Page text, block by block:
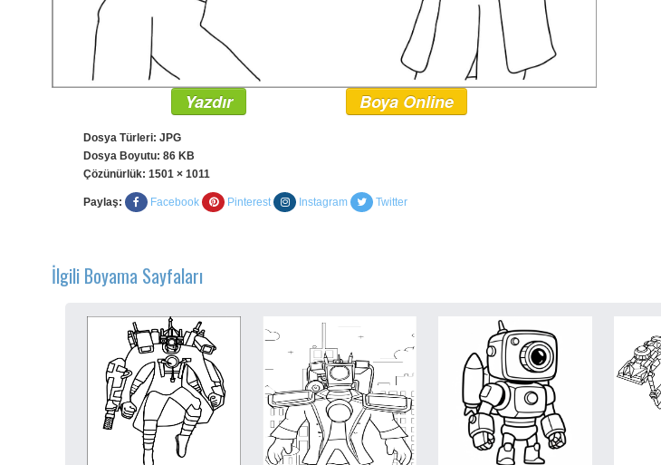
Yazdır Boya Online
Dosya Türleri: JPG
Dosya Boyutu: 86 KB
Çözünürlük: 1501 × 1011
Paylaş: Facebook Pinterest Instagram Twitter
İlgili Boyama Sayfaları